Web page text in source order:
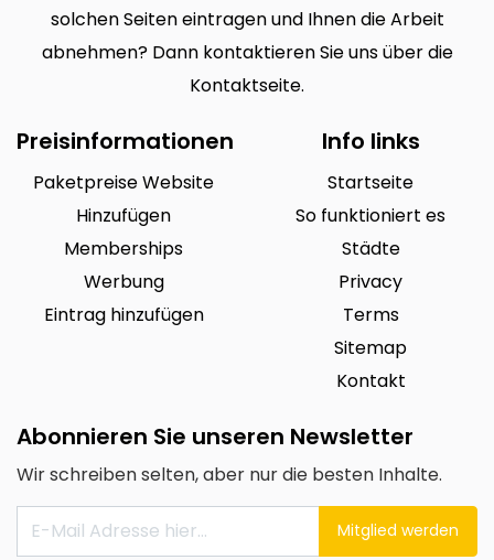
solchen Seiten eintragen und Ihnen die Arbeit
abnehmen? Dann kontaktieren Sie uns über die
Kontaktseite.
Preisinformationen
Paketpreise Website
Hinzufügen
Memberships
Werbung
Eintrag hinzufügen
Info links
Startseite
So funktioniert es
Städte
Privacy
Terms
Sitemap
Kontakt
Abonnieren Sie unseren Newsletter
Wir schreiben selten, aber nur die besten Inhalte.
Mitglied werden